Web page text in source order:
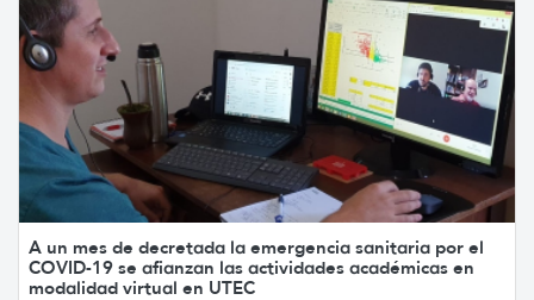
A un mes de decretada la emergencia sanitaria por el
COVID-19 se afianzan las actividades académicas en
modalidad virtual en UTEC